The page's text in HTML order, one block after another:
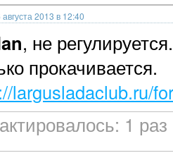
августа 2013 в 12:40
, не регулируется.
прокачивается.
largusladaclub.ru/
1